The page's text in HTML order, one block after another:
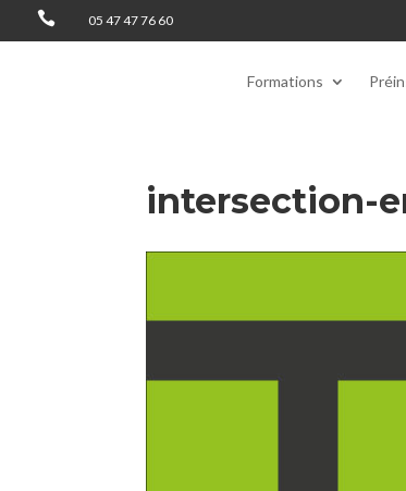
 05 47 47 76 60
Formations
intersection-